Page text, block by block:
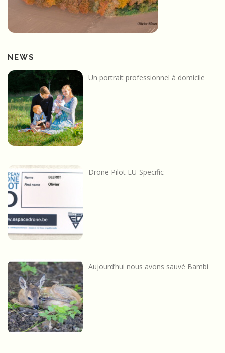
NEWS
Un portrait professionnel à domicile
Drone Pilot EU-Specific
Aujourd’hui nous avons sauvé Bambi